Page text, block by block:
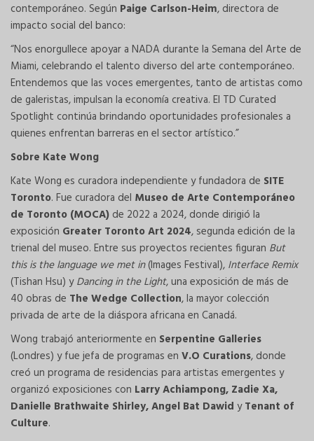
contemporáneo. Según Paige Carlson-Heim, directora de
impacto social del banco:
“Nos enorgullece apoyar a NADA durante la Semana del Arte de
Miami, celebrando el talento diverso del arte contemporáneo.
Entendemos que las voces emergentes, tanto de artistas como
de galeristas, impulsan la economía creativa. El TD Curated
Spotlight continúa brindando oportunidades profesionales a
quienes enfrentan barreras en el sector artístico.”
Sobre Kate Wong
Kate Wong es curadora independiente y fundadora de SITE
Toronto. Fue curadora del Museo de Arte Contemporáneo
de Toronto (MOCA) de 2022 a 2024, donde dirigió la
exposición Greater Toronto Art 2024, segunda edición de la
trienal del museo. Entre sus proyectos recientes figuran But
this is the language we met in(Images Festival), Interface Remix
(Tishan Hsu) yDancing in the Light, una exposición de más de
40 obras de The Wedge Collection, la mayor colección
privada de arte de la diáspora africana en Canadá.
Wong trabajó anteriormente en Serpentine Galleries
(Londres) y fue jefa de programas en V.O Curations, donde
creó un programa de residencias para artistas emergentes y
organizó exposiciones con Larry Achiampong, Zadie Xa,
Danielle Brathwaite Shirley, Angel Bat Dawid yTenant of
Culture.